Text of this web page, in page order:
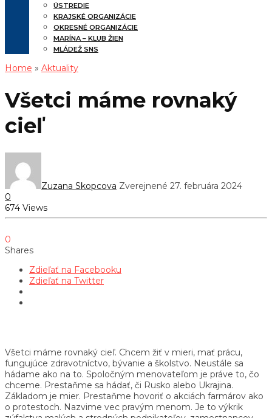
ÚSTREDIE
KRAJSKÉ ORGANIZÁCIE
OKRESNÉ ORGANIZÁCIE
MARÍNA – KLUB ŽIEN
MLÁDEŽ SNS
Home » Aktuality
Všetci máme rovnaký
cieľ
Zuzana Skopcova Zverejnené 27. februára 2024
0
674 Views
0
Shares
Zdieľať na Facebooku
Zdieľať na Twitter
Všetci máme rovnaký cieľ. Chcem žiť v mieri, mať prácu,
fungujúce zdravotníctvo, bývanie a školstvo. Neustále sa
hádame ako na to. Spoločným menovateľom je práve to, čo
chceme. Prestaňme sa hádať, či Rusko alebo Ukrajina.
Základom je mier. Prestaňme hovoriť o akciách farmárov ako
o protestoch. Nazvime vec pravým menom. Je to výkrik